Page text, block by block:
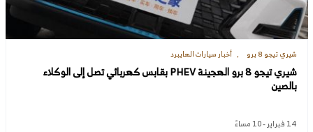
شيري تيجو 8 برو أخبار سيارات الهايبرد
شيري تيجو 8 برو الهجينة PHEV بقابس كهربائي تصل إلى الوكلاء
بالصين
14 فبراير - 10 مساءً